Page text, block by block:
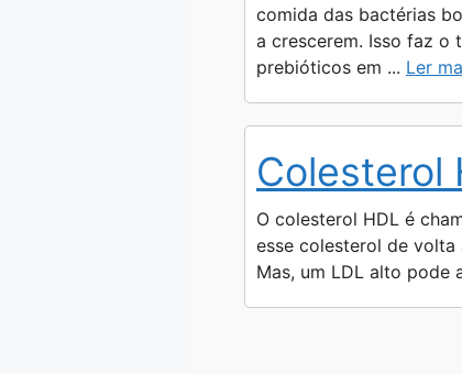
comida das bactérias
a crescerem. Isso faz o
prebióticos em ... Ler
Colesterol
O colesterol HDL é
esse colesterol de
Mas, um LDL alto pode